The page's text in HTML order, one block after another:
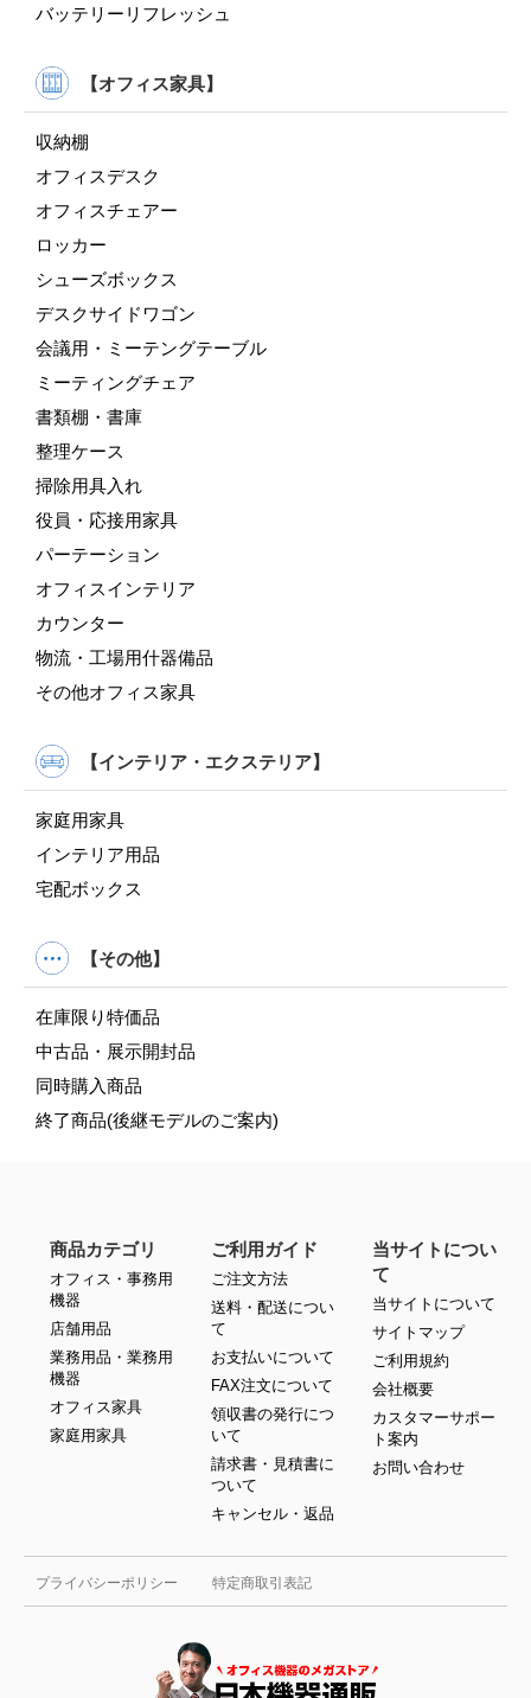
バッテリーリフレッシュ
【オフィス家具】
収納棚
オフィスデスク
オフィスチェアー
ロッカー
シューズボックス
デスクサイドワゴン
会議用・ミーテングテーブル
ミーティングチェア
書類棚・書庫
整理ケース
掃除用具入れ
役員・応接用家具
パーテーション
オフィスインテリア
カウンター
物流・工場用什器備品
その他オフィス家具
【インテリア・エクステリア】
家庭用家具
インテリア用品
宅配ボックス
【その他】
在庫限り特価品
中古品・展示開封品
同時購入商品
終了商品(後継モデルのご案内)
プライバシーポリシー 特定商取引表記
商品カテゴリ
オフィス・事務用
機器
店舗用品
業務用品・業務用
機器
オフィス家具
家庭用家具
ご利用ガイド
ご注文方法
送料・配送につい
て
お支払いについて
FAX注文について
領収書の発行につ
いて
請求書・見積書に
ついて
キャンセル・返品
当サイトについ
て
当サイトについて
サイトマップ
ご利用規約
会社概要
カスタマーサポー
ト案内
お問い合わせ